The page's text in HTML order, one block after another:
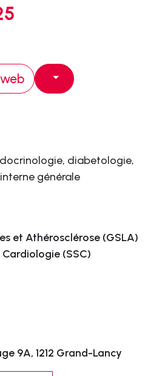
diabetologie,
générale
et Athérosclérose (GSLA)
(SSC)
9A, 1212 Grand-Lancy